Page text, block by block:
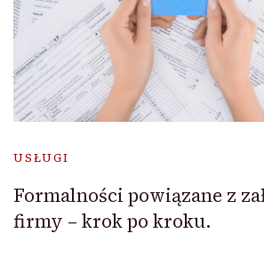
USŁUGI
Formalności powiązane z
firmy – krok po kroku.